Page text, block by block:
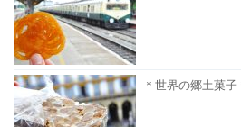
＊世界の郷土菓